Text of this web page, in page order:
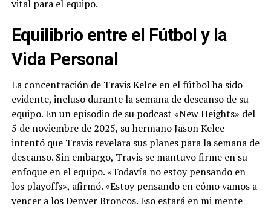
vital para el equipo.
Equilibrio entre el Fútbol y la
Vida Personal
La concentración de Travis Kelce en el fútbol ha sido
evidente, incluso durante la semana de descanso de su
equipo. En un episodio de su podcast «New Heights» del
5 de noviembre de 2025, su hermano Jason Kelce
intentó que Travis revelara sus planes para la semana de
descanso. Sin embargo, Travis se mantuvo firme en su
enfoque en el equipo. «Todavía no estoy pensando en
los playoffs», afirmó. «Estoy pensando en cómo vamos a
vencer a los Denver Broncos. Eso estará en mi mente